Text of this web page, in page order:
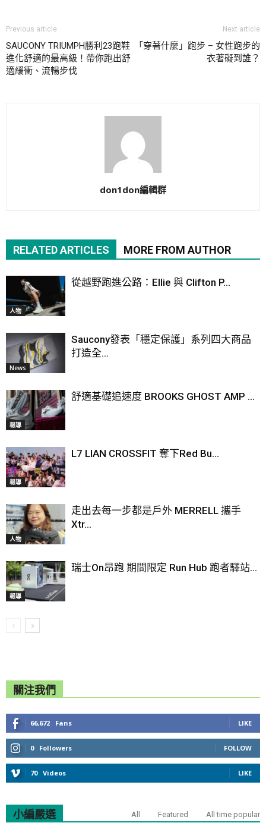
Previous article
SAUCONY TRIUMPH勝利23跑鞋
進化舒適的最高級！帶你跑出舒
適緩衝、流暢步伐
Next article
「穿著什麼」跑步 – 女性跑步的
衣著礙到誰？
don1don編輯群
RELATED ARTICLES MORE FROM AUTHOR
人物
從越野跑進公路：Ellie 與 Clifton P...
News
Saucony發表「穩定保護」系列四大商品
打造全...
報導
舒適基礎追速度 BROOKS GHOST AMP ...
報導
L7 LIAN CROSSFIT 奪下Red Bu...
人物
走出去每一步都是戶外 MERRELL 攜手
Xtr...
報導
瑞士On昂跑 期間限定 Run Hub 跑者驛站...
關注我們
66,672 Fans LIKE
0 Followers FOLLOW
70 Videos LIKE
小編嚴選 All Featured All time popular